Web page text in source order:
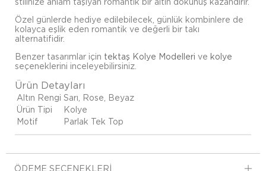
Özel günlerde hediye edilebilecek, günlük kombinlere de
kolayca eşlik eden romantik ve değerli bir takı
alternatifidir.
Benzer tasarımlar için tektaş Kolye Modelleri ve kolye
seçeneklerini inceleyebilirsiniz.
Ürün Detayları
Altın Rengi Sarı, Rose, Beyaz
Ürün Tipi
Kolye
Motif
Parlak Tek Top
ÖDEME SEÇENEKLERI